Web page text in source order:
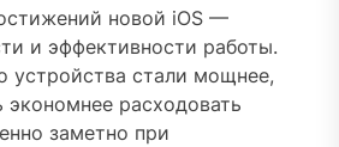
новой iOS —
и эффективности работы.
устройства стали мощнее,
экономнее расходовать
заметно при